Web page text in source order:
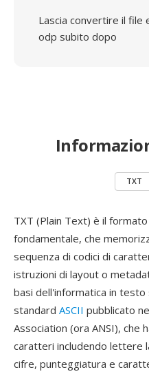
Lascia convertire il file
odp subito dopo
TXT
TXT (Plain Text) è il
fondamentale, che
sequenza di codici di
istruzioni di layout o
basi dell'informatica in testo
standard ASCII pubblicato
Association (ora ANSI), che
caratteri includendo lettere
cifre, punteggiatura e